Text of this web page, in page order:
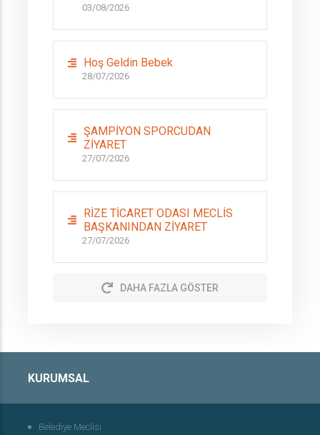
03/08/2026
Hoş Geldin Bebek
28/07/2026
ŞAMPİYON SPORCUDAN
ZİYARET
27/07/2026
RİZE TİCARET ODASI MECLİS
BAŞKANINDAN ZİYARET
27/07/2026
DAHA FAZLA GÖSTER
KURUMSAL
Belediye Meclisi